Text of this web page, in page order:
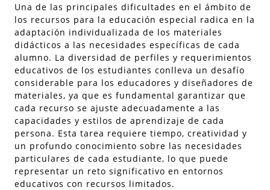
Una de las principales dificultades en el ámbito de
los recursos para la educación especial radica en la
adaptación individualizada de los materiales
didácticos a las necesidades específicas de cada
alumno. La diversidad de perfiles y requerimientos
educativos de los estudiantes conlleva un desafío
considerable para los educadores y diseñadores de
materiales, ya que es fundamental garantizar que
cada recurso se ajuste adecuadamente a las
capacidades y estilos de aprendizaje de cada
persona. Esta tarea requiere tiempo, creatividad y
un profundo conocimiento sobre las necesidades
particulares de cada estudiante, lo que puede
representar un reto significativo en entornos
educativos con recursos limitados.